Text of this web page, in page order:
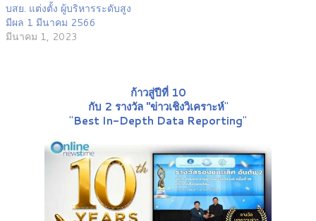
บสย. แต่งตั้ง ผู้บริหารระดับสูง
มีผล 1 มีนาคม 2566
มีนาคม 1, 2023
ก้าวสู่ปีที่ 10
กับ 2 รางวัล "ข่าวเชิงวิเคราะห์"
"Best In-Depth Data Reporting"